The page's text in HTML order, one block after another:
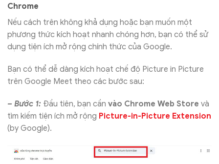
Chrome
Nếu cách trên không khả dụng hoặc bạn muốn một
phương thức kích hoạt nhanh chóng hơn, bạn có thể sử
dụng tiện ích mở rộng chính thức của Google.
Bạn có thể dễ dàng kích hoạt chế độ Picture in Picture
trên Google Meet theo các bước sau:
– Bước 1: Đầu tiên, bạn cần vào Chrome Web Store và
tìm kiếm tiện ích mở rộng Picture-in-Picture Extension
(by Google).